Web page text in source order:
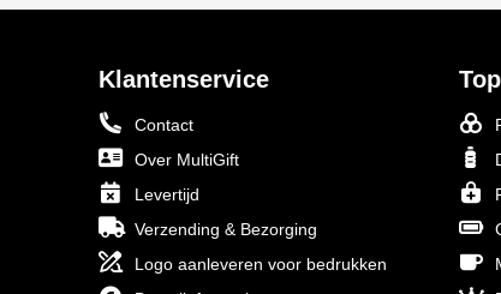
Klantenservice
Contact
Over MultiGift
Levertijd
Verzending & Bezorging
Logo aanleveren voor bedrukken